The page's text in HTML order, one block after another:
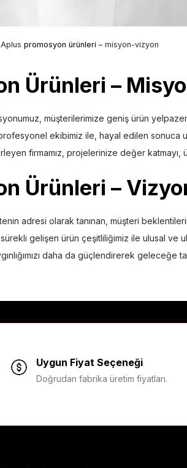
Aplus promosyon ürünleri – misyon-vizyon
Ürünleri –
müşterilerimize geniş ürün
ekibimiz ile, hayal edilen sonuca
firmamız, projelerinize değer
Ürünleri –
adresi olarak tanınan, müşteri
gelişen ürün çeşitliliğimiz ile ulusal ve
daha da güçlendirerek geleceğe
Uygun Fiyat Seçeneği
Doğrudan fabrika üretim fiyatları.